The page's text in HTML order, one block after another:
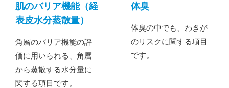
肌のバリア機能（経
表皮水分蒸散量）
角層のバリア機能の評
価に用いられる、角層
から蒸散する水分量に
関する項目です。
体臭
体臭の中でも、わきが
のリスクに関する項目
です。